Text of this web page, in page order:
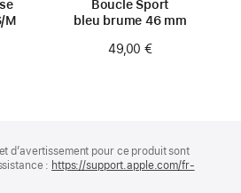
M
Boucle Sport
bleu brume 46 mm
49,00 €
d’avertissement pour ce produit sont
: https://support.apple.com/fr-